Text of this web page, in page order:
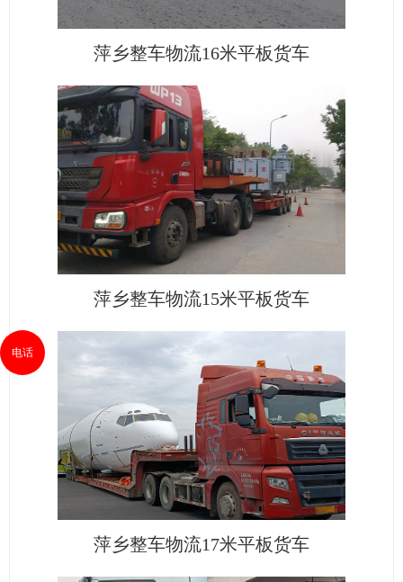
萍乡整车物流16米平板货车
萍乡整车物流15米平板货车
萍乡整车物流17米平板货车
电话